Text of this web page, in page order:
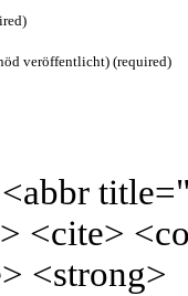
veröffentlicht) (required)
<cite>
<strong>